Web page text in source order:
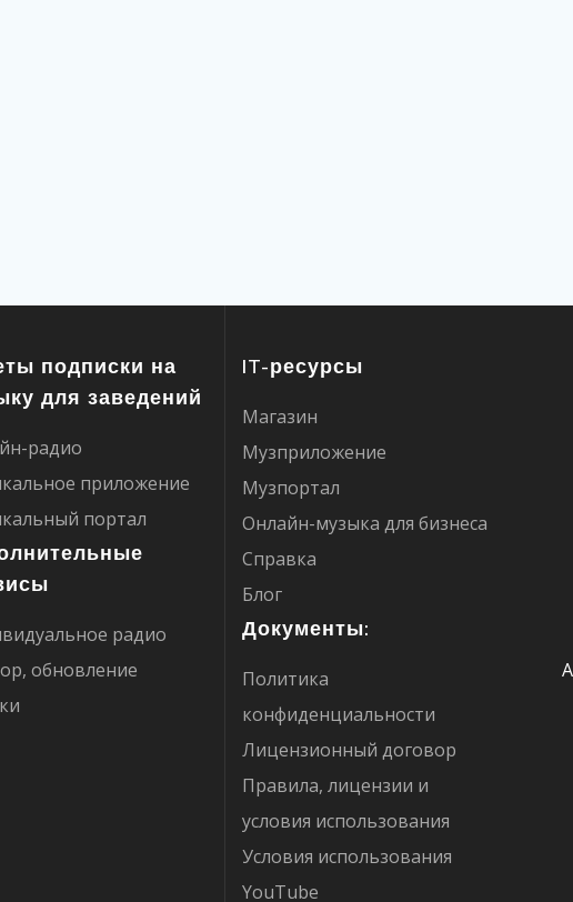
подписки на
для заведений
радио
приложение
портал
радио
обновление
IT-ресурсы
Магазин
Музприложение
Музпортал
Онлайн-музыка для бизнеса
Справка
Блог
Документы:
Политика
конфиденциальности
Лицензионный договор
Правила, лицензии и
условия использования
Условия использования
YouTube